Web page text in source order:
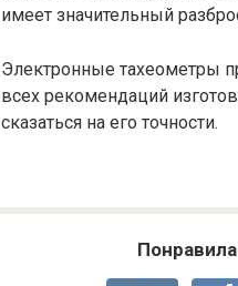
имеет значительный
Электронные тахеометры
всех рекомендаций
сказаться на его точности.